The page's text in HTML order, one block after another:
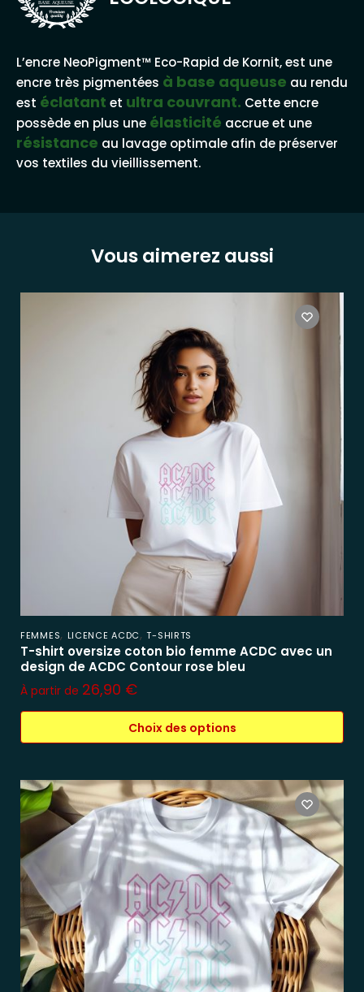
BASE AQUEUSE
L’encre NeoPigment™ Eco-Rapid de Kornit, est une
encre très pigmentées à base aqueuse au rendu
est éclatant et ultra couvrant. Cette encre
possède en plus une élasticité accrue et une
résistance au lavage optimale afin de préserver
vos textiles du vieillissement.
Vous aimerez aussi
FEMMES, LICENCE ACDC,T-SHIRTS
T-shirt oversize coton bio femme ACDC avec un
design de ACDC Contour rose bleu
À partir de 26,90 €
Choix des options